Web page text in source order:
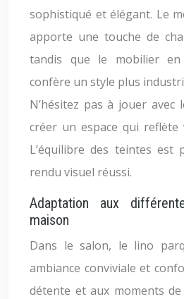
sophistiqué et élégant. Le
apporte une touche de
tandis que le mobilier
confère un style plus
N’hésitez pas à jouer avec
créer un espace qui reflète
L’équilibre des teintes est
rendu visuel réussi.
Adaptation aux
maison
Dans le salon, le lino
ambiance conviviale et
détente et aux moments